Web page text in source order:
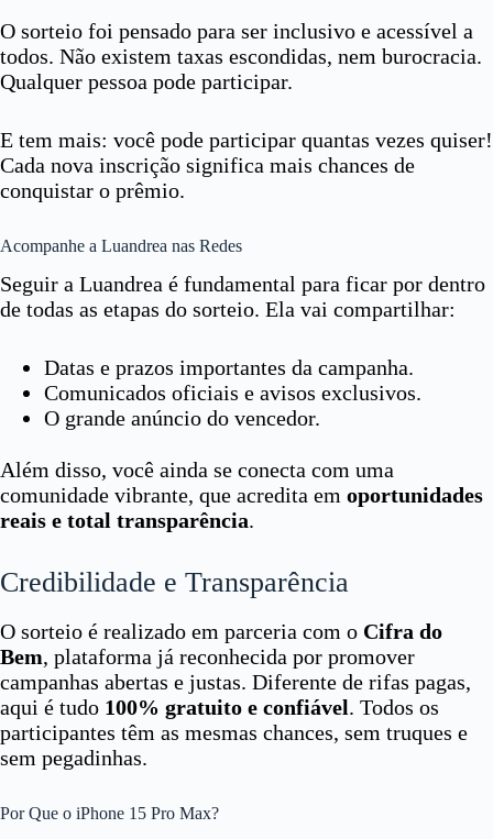
O sorteio foi pensado para ser inclusivo e acessível a
todos. Não existem taxas escondidas, nem burocracia.
Qualquer pessoa pode participar.
E tem mais: você pode participar quantas vezes quiser!
Cada nova inscrição significa mais chances de
conquistar o prêmio.
Acompanhe a Luandrea nas Redes
Seguir a Luandrea é fundamental para ficar por dentro
de todas as etapas do sorteio. Ela vai compartilhar:
Datas e prazos importantes da campanha.
Comunicados oficiais e avisos exclusivos.
O grande anúncio do vencedor.
Além disso, você ainda se conecta com uma
comunidade vibrante, que acredita em oportunidades
reais e total transparência.
Credibilidade e Transparência
O sorteio é realizado em parceria com o Cifra do
Bem, plataforma já reconhecida por promover
campanhas abertas e justas. Diferente de rifas pagas,
aqui é tudo 100% gratuito e confiável. Todos os
participantes têm as mesmas chances, sem truques e
sem pegadinhas.
Por Que o iPhone 15 Pro Max?